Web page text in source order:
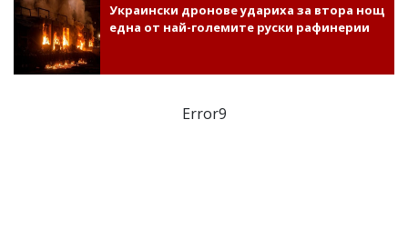
Украински дронове удариха за втора нощ
една от най-големите руски рафинерии
Error9